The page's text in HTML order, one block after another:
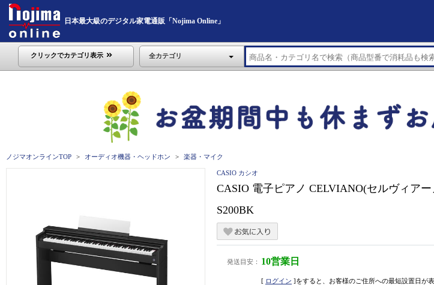
日本最大級のデジタル家電通販「Nojima Online」
クリックでカテゴリ表示 全カテゴリ
ノジマオンラインTOP オーディオ機器・ヘッドホン 楽器・マイク
CASIO カシオ
CASIO 電子ピアノ CELVIANO(セルヴィア
S200BK
発送目安： 10営業日
[ ログイン ]をすると、お客様のご住所への最短設置日が表